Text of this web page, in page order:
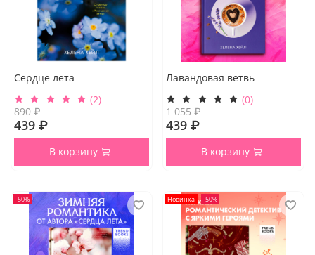
Сердце лета
(2)
890 ₽
439 ₽
В корзину
Лавандовая ветвь
(0)
1 055 ₽
439 ₽
В корзину
-50% Новинка -50%